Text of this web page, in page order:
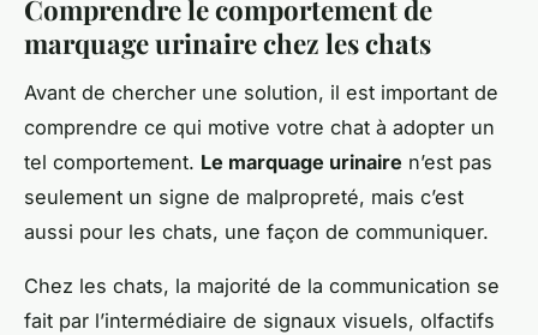
Comprendre le comportement de
marquage urinaire chez les chats
Avant de chercher une solution, il est important de
comprendre ce qui motive votre chat à adopter un
tel comportement. Le marquage urinaire n’est pas
seulement un signe de malpropreté, mais c’est
aussi pour les chats, une façon de communiquer.
Chez les chats, la majorité de la communication se
fait par l’intermédiaire de signaux visuels, olfactifs